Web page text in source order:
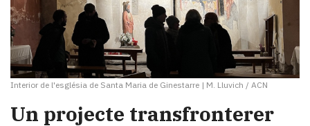
Interior de l'església de Santa Maria de Ginestarre | M. Lluvich / ACN
Un projecte transfronterer